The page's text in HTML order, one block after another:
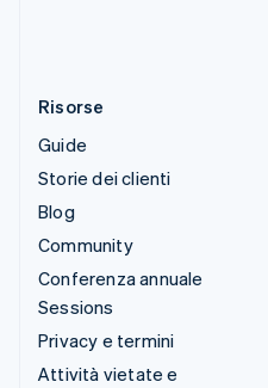
Risorse
Guide
Storie dei clienti
Blog
Community
Conferenza annuale
Sessions
Privacy e termini
Attività vietate e